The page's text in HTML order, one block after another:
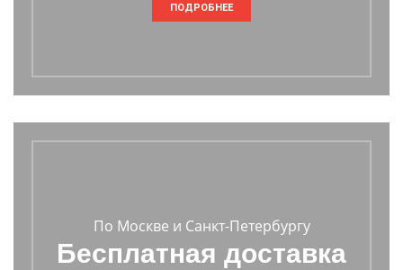
ПОДРОБНЕЕ
По Москве и Санкт-Петербургу
Бесплатная доставка